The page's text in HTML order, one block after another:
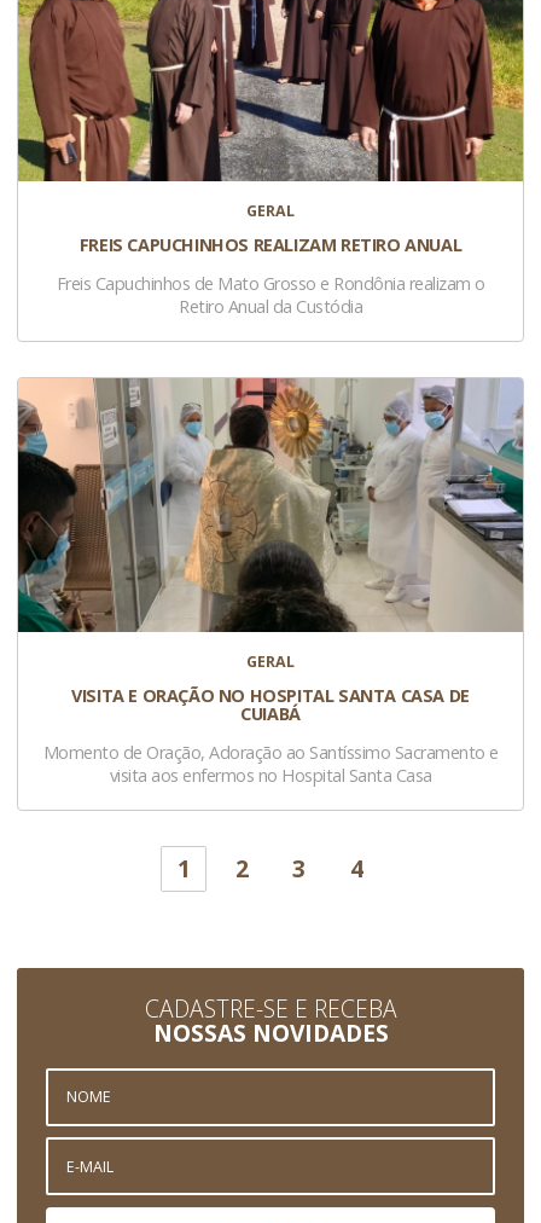
GERAL
FREIS CAPUCHINHOS REALIZAM RETIRO ANUAL
Freis Capuchinhos de Mato Grosso e Rondônia realizam o
Retiro Anual da Custódia
GERAL
VISITA E ORAÇÃO NO HOSPITAL SANTA CASA DE
CUIABÁ
Momento de Oração, Adoração ao Santíssimo Sacramento e
visita aos enfermos no Hospital Santa Casa
1 2 3 4
CADASTRE-SE E RECEBA
NOSSAS NOVIDADES